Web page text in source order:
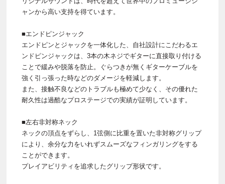
ャンから高い支持を得ています。
■エンドピンジャック
エンドピンとジャックを一体化した、自社設計にこだわるエ
ンドピンジャックは、3本の木ネジでギターに直接取り付ける
ことで緩みや脱落を防止。ぐらつきが無くギターケーブルを
強く引っ張った時などのダメージを軽減します。
また、接触不良などのトラブルも極めて少なく、その優れた
耐久性は過酷なプロステージでの実績が証明しています。
■左右非対称ネック
ネックの頂点をずらし、1弦側に比重を置いた非対称グリップ
により、余分な力をいれずスムーズなフィンガリングをする
ことができます。
プレイアビリティを追求したグリップ形状です。